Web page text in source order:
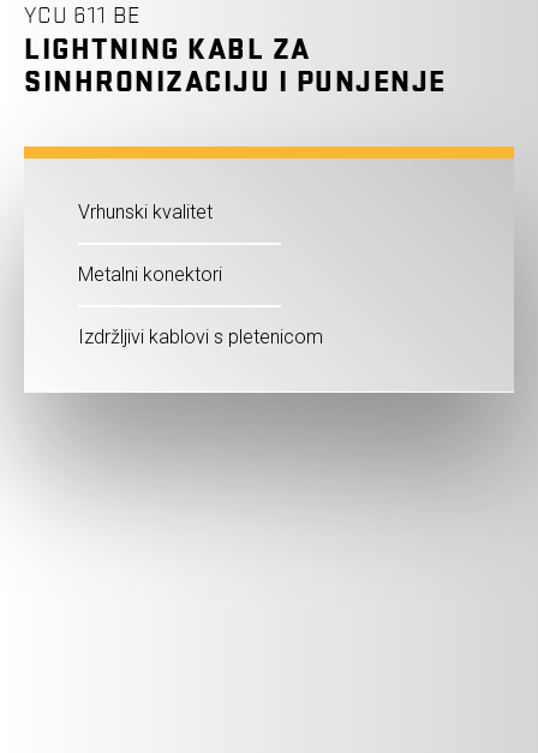
YCU 611 BE
LIGHTNING KABL ZA
SINHRONIZACIJU I PUNJENJE
Vrhunski kvalitet
Metalni konektori
Izdržljivi kablovi s pletenicom